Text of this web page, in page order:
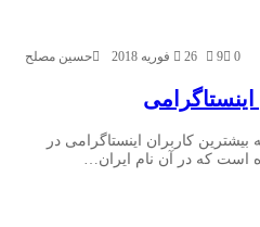
حسین مصلح 26 فوریه 2018 0
9
که بیشترین کاربران اینستاگرامی در
است که در آن نام ایران…